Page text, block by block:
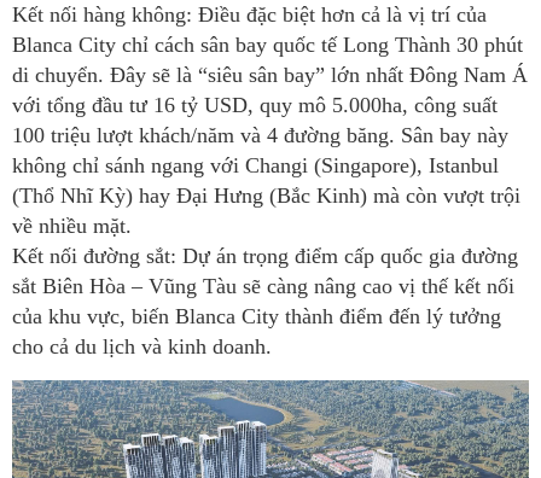
Kết nối hàng không: Điều đặc biệt hơn cả là vị trí của
Blanca City chỉ cách sân bay quốc tế Long Thành 30 phút
di chuyển. Đây sẽ là “siêu sân bay” lớn nhất Đông Nam Á
với tổng đầu tư 16 tỷ USD, quy mô 5.000ha, công suất
100 triệu lượt khách/năm và 4 đường băng. Sân bay này
không chỉ sánh ngang với Changi (Singapore), Istanbul
(Thổ Nhĩ Kỳ) hay Đại Hưng (Bắc Kinh) mà còn vượt trội
về nhiều mặt.
Kết nối đường sắt: Dự án trọng điểm cấp quốc gia đường
sắt Biên Hòa – Vũng Tàu sẽ càng nâng cao vị thế kết nối
của khu vực, biến Blanca City thành điểm đến lý tưởng
cho cả du lịch và kinh doanh.